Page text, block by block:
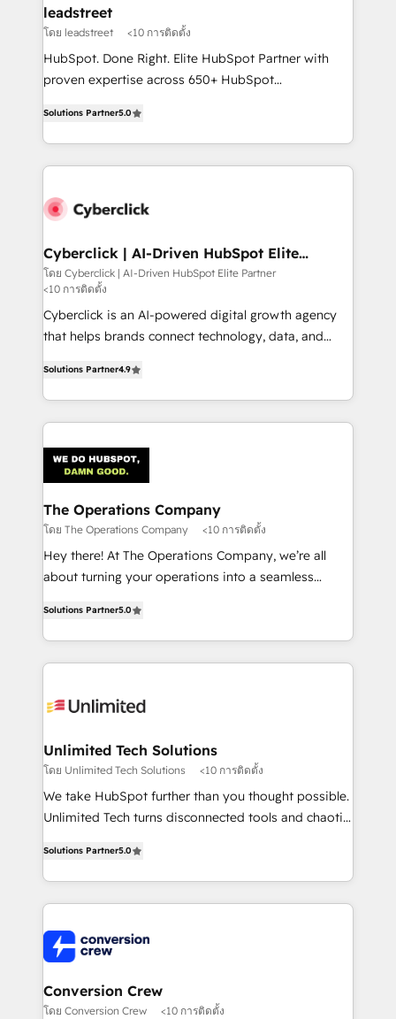
management, and speed up deal closures. With 500+
projects completed, our Agile approach ensures your
HubSpot CRM drives measurable results. Our
RevOps services align your sales, marketing, and
optimize the revenue lifecycle—lead generation to
retention—by refining processes and eliminating
maximize profitability and adapt to your goals.
leadstreet
โดย leadstreet <10 การติดตั้ง
HubSpot. Done Right. Elite HubSpot Partner with
proven expertise across 650+ HubSpot
experience, we help you use the HubSpot platform
to its fullest capacity, improve your current HubSpot
website, or build your new one.
Solutions Partner5.0
Cyberclick | AI-Driven HubSpot Elite
Partner
โดย Cyberclick | AI-Driven HubSpot Elite Partner
<10 การติดตั้ง
Cyberclick is an AI-powered digital growth agency
that helps brands connect technology, data, and
Barcelona and operating across Spain, LATAM, and
the UK, we support global companies in building
smarter marketing, sales, and customer success
Iberia (Spain & Portugal), we combine human insight
with intelligent automation to drive sustainable
growth. Our multidisciplinary team designs solutions
that simplify complexity, boost performance, and
turn innovation into real impact. 🌍 Highlights •
HubSpot Partner since 2012 • 2022 EMEA Impact
projects • Clients in 30+ industries • Proprietary
technology for integrations • Multilingual team:
Solutions Partner4.9
The Operations Company
โดย The Operations Company <10 การติดตั้ง
Hey there! At The Operations Company, we’re all
about turning your operations into a seamless
transforming complex systems into efficient,
scalable solutions that work across your entire
organization. We’re a unique blend of deep HubSpot
operational know-how. We know that no two
solutions. Instead, we dive in to understand your
needs, goals, and challenges to deliver solutions that
fit like a glove. We’re committed to being both
highly effective and fun to work with. We believe in
relationships. Your success is our success, and we’re
all in this together! From startup to enterprise, we’ll
what matters most: growing your business and
wowing your customers. Let’s make HubSpot work
Solutions Partner5.0
Unlimited Tech Solutions
โดย Unlimited Tech Solutions <10 การติดตั้ง
We take HubSpot further than you thought possible.
Unlimited Tech turns disconnected tools and chaotic
engine. We combine RevOps strategy with deep
technical execution to help teams scale faster—with
cleaner data, smarter automation, and more
Implementation & Migration · Native & Custom
Integrations · Custom Development · CPQ & FSM ·
Reporting & Analytics · GTM Architecture · Sales &
Marketing Enablement If you’re ready to elevate
Solutions Partner5.0
Conversion Crew
โดย Conversion Crew <10 การติดตั้ง